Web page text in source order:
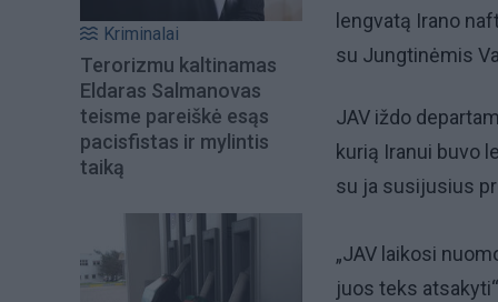
Kriminalai
Terorizmu kaltinamas
Eldaras Salmanovas
teisme pareiškė esąs
pacisfistas ir mylintis
taiką
lengvatą Irano
su Jungtinėmis
JAV iždo
kurią Iranui buvo
su ja susijusius
„JAV laikosi
juos teks